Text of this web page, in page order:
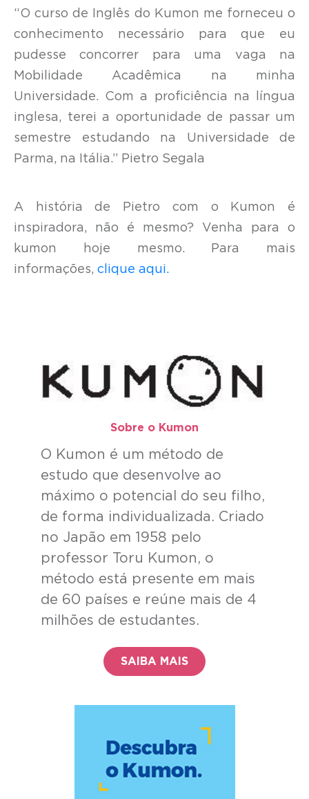
“O curso de Inglês do Kumon me forneceu o
conhecimento necessário para que eu
pudesse concorrer para uma vaga na
Mobilidade Acadêmica na minha
Universidade. Com a proficiência na língua
inglesa, terei a oportunidade de passar um
semestre estudando na Universidade de
Parma, na Itália.” Pietro Segala
A história de Pietro com o Kumon é
inspiradora, não é mesmo? Venha para o
kumon hoje mesmo. Para mais
informações, clique aqui.
Sobre o Kumon​
O Kumon é um método de
estudo que desenvolve ao
máximo o potencial do seu filho,
de forma individualizada. Criado
no Japão em 1958 pelo
professor Toru Kumon, o
método está presente em mais
de 60 países e reúne mais de 4
milhões de estudantes.
SAIBA MAIS